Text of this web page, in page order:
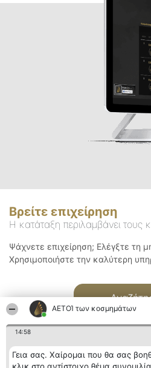
ΑΕΤΟΊ των κοσμημάτων
14:58
Γεια σας. Χαίρομαι που θα σας
Βρείτε επιχείρηση
Η κατάταξη περιλαμβάνει τους
Ψάχνετε επιχείρηση; Ελέγξτε τη
Χρησιμοποιήστε την καλύτερη